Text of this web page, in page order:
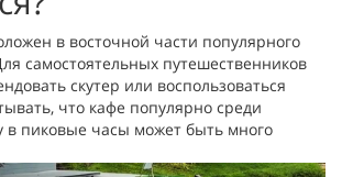
в восточной части популярного
самостоятельных путешественников
скутер или воспользоваться
что кафе популярно среди
в пиковые часы может быть много